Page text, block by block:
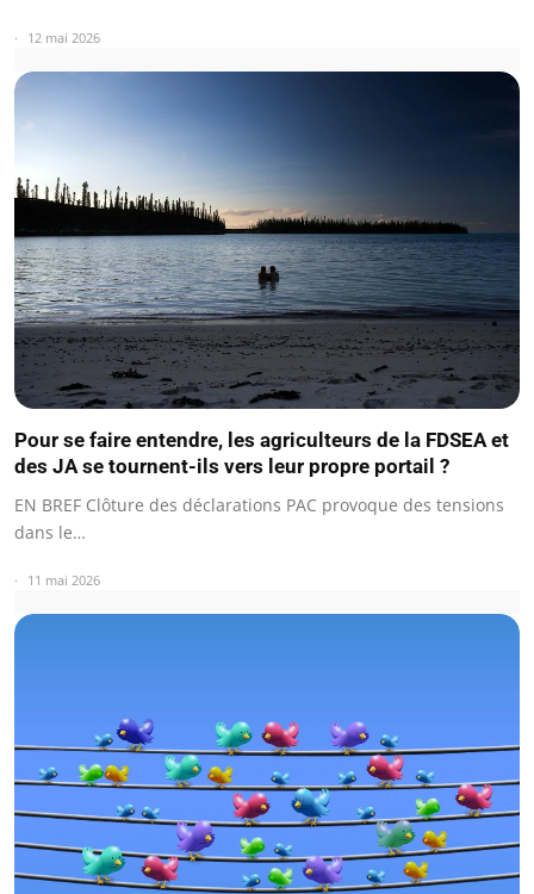
12 mai 2026
Pour se faire entendre, les agriculteurs de la FDSEA et
des JA se tournent-ils vers leur propre portail ?
EN BREF Clôture des déclarations PAC provoque des tensions
dans le…
11 mai 2026